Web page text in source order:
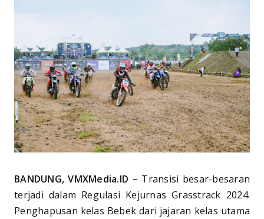
BANDUNG, VMXMedia.ID – Transisi besar-besaran
terjadi dalam Regulasi Kejurnas Grasstrack 2024.
Penghapusan kelas Bebek dari jajaran kelas utama